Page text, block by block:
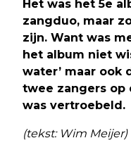
Het was het 5e
zangduo, maar
zijn. Want was
het album niet
water’ maar ook
twee zangers op
was vertroebeld.
(tekst: Wim Meijer)